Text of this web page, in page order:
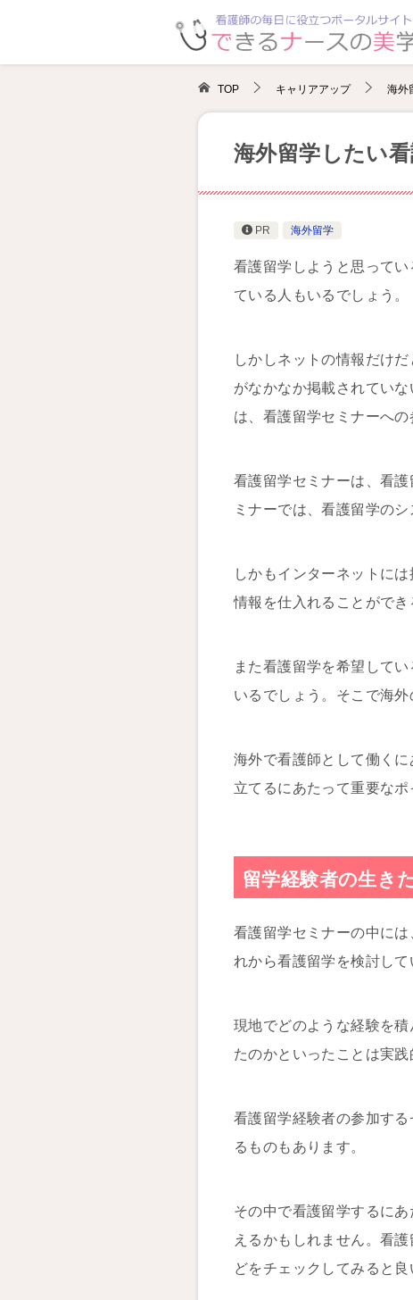
TOP キャリアアップ 海外
海外留学したい
PR 海外留学
看護留学しようと思って
ている人もいるでしょう。
しかしネットの情報だけ
がなかなか掲載されてい
は、看護留学セミナーへの
看護留学セミナーは、看
ミナーでは、看護留学の
しかもインターネットに
情報を仕入れることができ
また看護留学を希望して
いるでしょう。そこで海
海外で看護師として働く
立てるにあたって重要なポ
留学経験者の生き
看護留学セミナーの中に
れから看護留学を検討し
現地でどのような経験を
たのかといったことは実践
看護留学経験者の参加す
るものもあります。
その中で看護留学するに
えるかもしれません。看
どをチェックしてみると良